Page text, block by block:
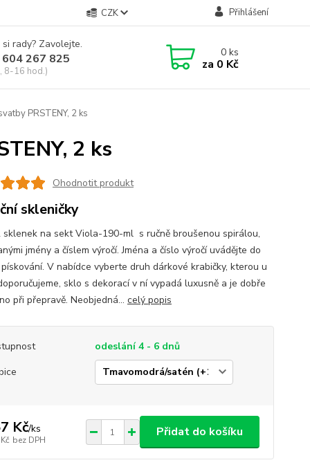
CZK Přihlášení
rady? Zavolejte.
267 825
8-16 hod.)
0ks
za 0 Kč
PRSTENY, 2 ks
2 ks
Ohodnotit produkt
skleničky
sklenek na sekt Viola-190-ml s ručně broušenou spirálou,
jmény a číslem výročí. Jména a číslo výročí uvádějte do
V nabídce vyberte druh dárkové krabičky, kterou u
sklo s dekorací v ní vypadá luxusně a je dobře
při přepravě. Neobjedná... celý popis
odeslání 4 - 6 dnů
Kč/ks
bez DPH
Přidat do košíku